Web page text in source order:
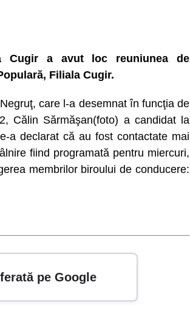
Cugir a avut loc reuniunea de
Filiala Cugir.
care l-a desemnat în funcţia de
Călin Sărmăşan(foto) a candidat la
a declarat că au fost contactate mai
fiind programată pentru miercuri,
membrilor biroului de conducere:
pe Google